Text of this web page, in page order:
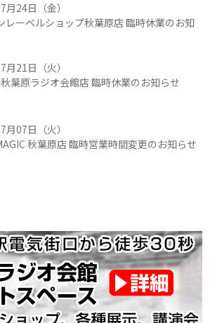
月24日（金）
レーベルショップ秋葉原店 臨時休業のお知
月21日（火）
葉原ラジオ会館店 臨時休業のお知らせ
月07日（火）
秋葉原店 臨時営業時間変更のお知らせ